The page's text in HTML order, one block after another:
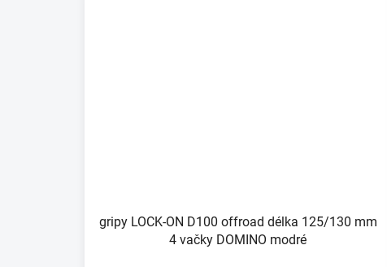
gripy LOCK-ON D100 offroad délka 125/130 mm
4 vačky DOMINO modré